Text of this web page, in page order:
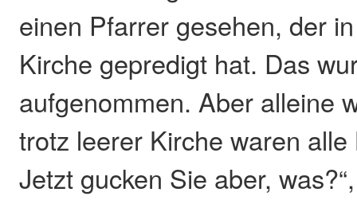
einen Pfarrer gesehen, der
Kirche gepredigt hat. Das
aufgenommen. Aber alleine
trotz leerer Kirche waren
Jetzt gucken Sie aber,